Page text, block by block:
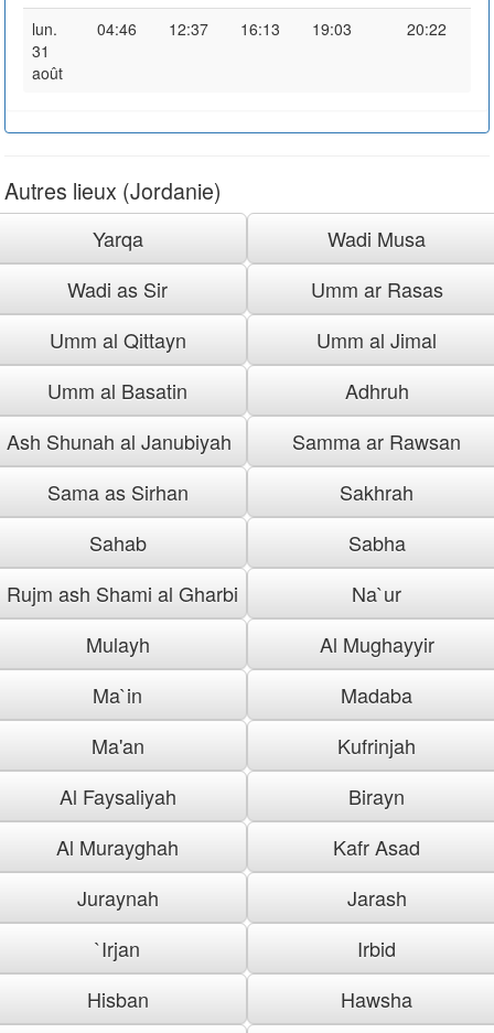
lun.
31
août
04:46 12:37 16:13 19:03 20:22
Autres lieux (Jordanie)
Yarqa
Wadi Musa
Wadi as Sir
Umm ar Rasas
Umm al Qittayn
Umm al Jimal
Umm al Basatin
Adhruh
Ash Shunah al Janubiyah
Samma ar Rawsan
Sama as Sirhan
Sakhrah
Sahab
Sabha
Rujm ash Shami al Gharbi
Na`ur
Mulayh
Al Mughayyir
Ma`in
Madaba
Ma'an
Kufrinjah
Al Faysaliyah
Birayn
Al Murayghah
Kafr Asad
Juraynah
Jarash
`Irjan
Irbid
Hisban
Hawsha